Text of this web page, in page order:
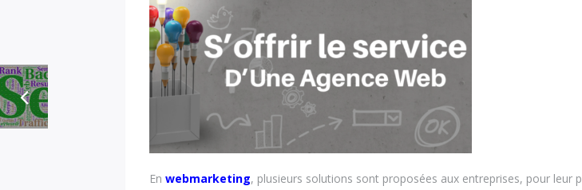
Enwebmarketing, plusieurs solutions sont proposées aux entreprises, pour leur